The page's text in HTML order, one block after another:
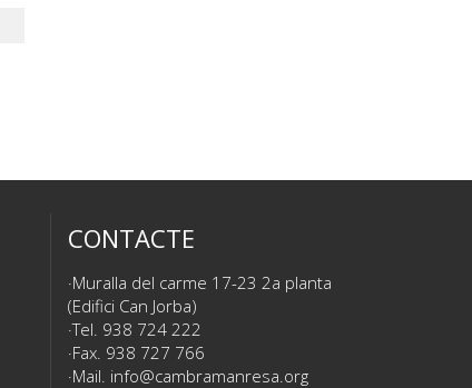
CONTACTE
Muralla del carme 17-23 2a planta
(Edifici Can Jorba)
Tel. 938 724 222
Fax. 938 727 766
Mail. info@cambramanresa.org